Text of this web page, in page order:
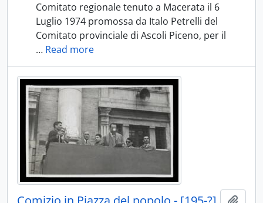
Comitato regionale tenuto a Macerata il 6
Luglio 1974 promossa da Italo Petrelli del
Comitato provinciale di Ascoli Piceno, per il
… Read more